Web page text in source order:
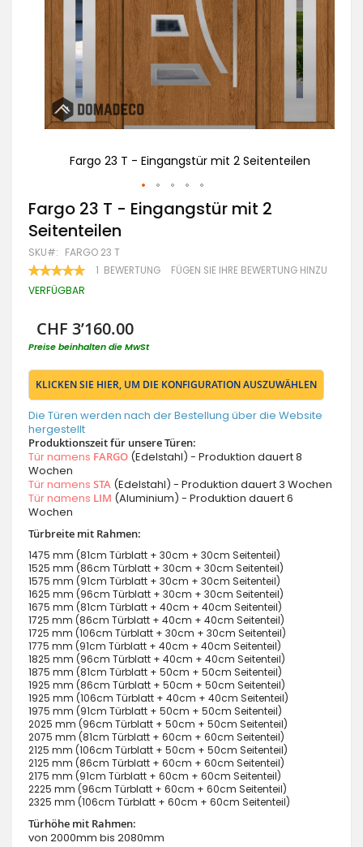
Fargo 23 T - Eingangstür mit 2 Seitenteilen
Zum
Anfang
der
Bildgalerie
springen
Fargo 23 T - Eingangstür mit 2
Seitenteilen
SKU FARGO 23 T
BEWERTUNG:
100
1 BEWERTUNG FÜGEN SIE IHRE BEWERTUNG HINZU
VERFÜGBAR
CHF 3’160.00
Preise beinhalten die MwSt
KLICKEN SIE HIER, UM DIE KONFIGURATION AUSZUWÄHLEN
Die Türen werden nach der Bestellung über die Website
hergestellt
Produktionszeit für unsere Türen:
Tür namens FARGO (Edelstahl) - Produktion dauert 8
Wochen
Tür namens STA (Edelstahl) - Produktion dauert 3 Wochen
Tür namens LIM (Aluminium) - Produktion dauert 6
Wochen
Türbreite mit Rahmen:
1475 mm (81cm Türblatt + 30cm + 30cm Seitenteil)
1525 mm (86cm Türblatt + 30cm + 30cm Seitenteil)
1575 mm (91cm Türblatt + 30cm + 30cm Seitenteil)
1625 mm (96cm Türblatt + 30cm + 30cm Seitenteil)
1675 mm (81cm Türblatt + 40cm + 40cm Seitenteil)
1725 mm (86cm Türblatt + 40cm + 40cm Seitenteil)
1725 mm (106cm Türblatt + 30cm + 30cm Seitenteil)
1775 mm (91cm Türblatt + 40cm + 40cm Seitenteil)
1825 mm (96cm Türblatt + 40cm + 40cm Seitenteil)
1875 mm (81cm Türblatt + 50cm + 50cm Seitenteil)
1925 mm (86cm Türblatt + 50cm + 50cm Seitenteil)
1925 mm (106cm Türblatt + 40cm + 40cm Seitenteil)
1975 mm (91cm Türblatt + 50cm + 50cm Seitenteil)
2025 mm (96cm Türblatt + 50cm + 50cm Seitenteil)
2075 mm (81cm Türblatt + 60cm + 60cm Seitenteil)
2125 mm (106cm Türblatt + 50cm + 50cm Seitenteil)
2125 mm (86cm Türblatt + 60cm + 60cm Seitenteil)
2175 mm (91cm Türblatt + 60cm + 60cm Seitenteil)
2225 mm (96cm Türblatt + 60cm + 60cm Seitenteil)
2325 mm (106cm Türblatt + 60cm + 60cm Seitenteil)
Türhöhe mit Rahmen:
von 2000mm bis 2080mm